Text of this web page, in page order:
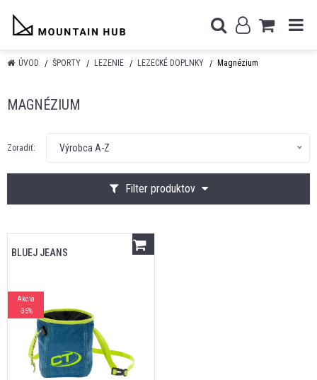
ÚVOD ŠPORTY LEZENIE LEZECKÉ DOPLNKY Magnézium
MAGNÉZIUM
Filter produktov
Zoradiť: Výrobca A-Z
BLUEJ JEANS
Akcia
-35%